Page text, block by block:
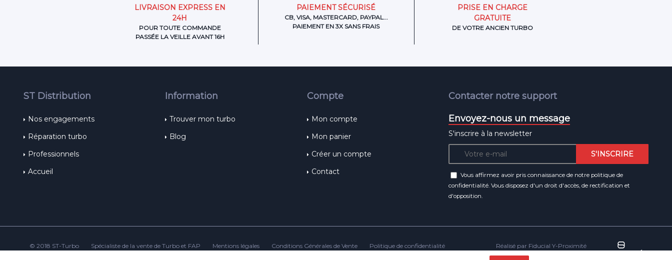
LIVRAISON EXPRESS EN
24H
POUR TOUTE COMMANDE
PASSÉE LA VEILLE AVANT 16H
PAIEMENT SÉCURISÉ
CB, VISA, MASTERCARD, PAYPAL...
PAIEMENT EN 3X SANS FRAIS
PRISE EN CHARGE
GRATUITE
DE VOTRE ANCIEN TURBO
Contacter notre support
Envoyez-nous un message
S'inscrire à la newsletter
Vous affirmez avoir pris connaissance de notre politique de
confidentialité. Vous disposez d'un droit d'accès, de rectification et
d'opposition.
ST Distribution
Nos engagements
Réparation turbo
Professionnels
Accueil
Information
Trouver mon turbo
Blog
Compte
Mon compte
Mon panier
Créer un compte
Contact
Réalisé par Fiducial Y-Proximité
© 2018 ST-Turbo Spécialiste de la vente de Turbo et FAP Mentions légales Conditions Générales de Vente Politique de confidentialité